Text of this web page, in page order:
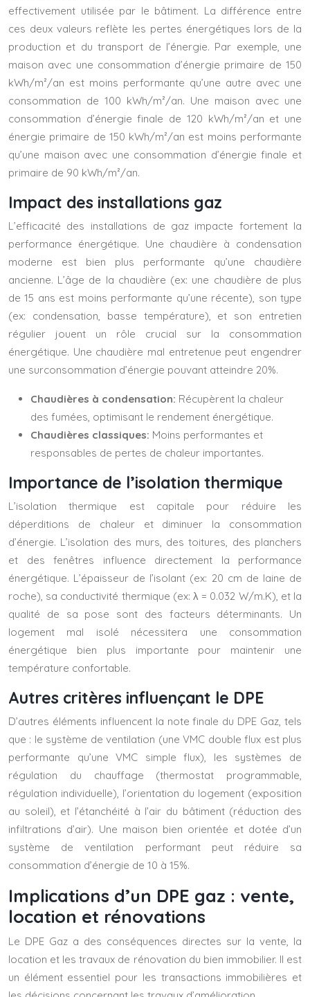
effectivement utilisée par le bâtiment. La différence entre
ces deux valeurs reflète les pertes énergétiques lors de la
production et du transport de l’énergie. Par exemple, une
maison avec une consommation d’énergie primaire de 150
kWh/m²/an est moins performante qu’une autre avec une
consommation de 100 kWh/m²/an. Une maison avec une
consommation d’énergie finale de 120 kWh/m²/an et une
énergie primaire de 150 kWh/m²/an est moins performante
qu’une maison avec une consommation d’énergie finale et
primaire de 90 kWh/m²/an.
Impact des installations gaz
L’efficacité des installations de gaz impacte fortement la
performance énergétique. Une chaudière à condensation
moderne est bien plus performante qu’une chaudière
ancienne. L’âge de la chaudière (ex: une chaudière de plus
de 15 ans est moins performante qu’une récente), son type
(ex: condensation, basse température), et son entretien
régulier jouent un rôle crucial sur la consommation
énergétique. Une chaudière mal entretenue peut engendrer
une surconsommation d’énergie pouvant atteindre 20%.
Chaudières à condensation: Récupèrent la chaleur
des fumées, optimisant le rendement énergétique.
Chaudières classiques: Moins performantes et
responsables de pertes de chaleur importantes.
Importance de l’isolation thermique
L’isolation thermique est capitale pour réduire les
déperditions de chaleur et diminuer la consommation
d’énergie. L’isolation des murs, des toitures, des planchers
et des fenêtres influence directement la performance
énergétique. L’épaisseur de l’isolant (ex: 20 cm de laine de
roche), sa conductivité thermique (ex: λ = 0.032 W/m.K), et la
qualité de sa pose sont des facteurs déterminants. Un
logement mal isolé nécessitera une consommation
énergétique bien plus importante pour maintenir une
température confortable.
Autres critères influençant le DPE
D’autres éléments influencent la note finale du DPE Gaz, tels
que : le système de ventilation (une VMC double flux est plus
performante qu’une VMC simple flux), les systèmes de
régulation du chauffage (thermostat programmable,
régulation individuelle), l’orientation du logement (exposition
au soleil), et l’étanchéité à l’air du bâtiment (réduction des
infiltrations d’air). Une maison bien orientée et dotée d’un
système de ventilation performant peut réduire sa
consommation d’énergie de 10 à 15%.
Implications d’un DPE gaz : vente,
location et rénovations
Le DPE Gaz a des conséquences directes sur la vente, la
location et les travaux de rénovation du bien immobilier. Il est
un élément essentiel pour les transactions immobilières et